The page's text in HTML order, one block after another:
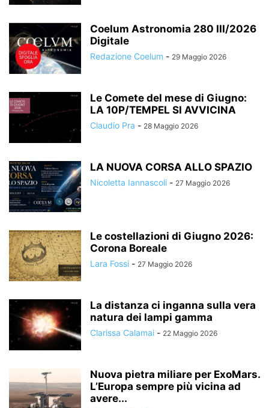
Coelum Astronomia 280 III/2026
Digitale
Redazione Coelum - 29 Maggio 2026
Le Comete del mese di Giugno:
LA 10P/TEMPEL SI AVVICINA
Claudio Pra - 28 Maggio 2026
LA NUOVA CORSA ALLO SPAZIO
Nicoletta Iannascoli - 27 Maggio 2026
Le costellazioni di Giugno 2026:
Corona Boreale
Lara Fossi - 27 Maggio 2026
La distanza ci inganna sulla vera
natura dei lampi gamma
Clarissa Calamai - 22 Maggio 2026
Nuova pietra miliare per ExoMars.
L’Europa sempre più vicina ad
avere...